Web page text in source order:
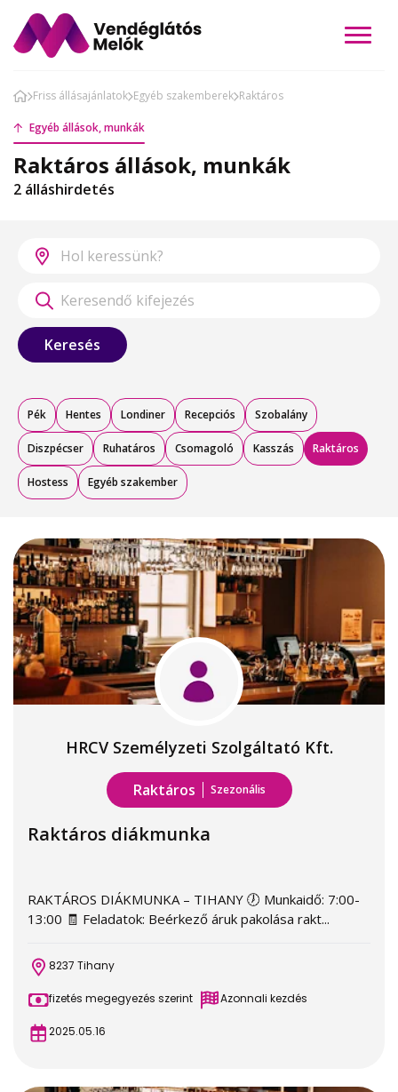
Friss állásajánlatok Egyéb szakemberek Raktáros
Egyéb állások, munkák
Raktáros állások, munkák
2 álláshirdetés
Keresés
Pék Hentes Londiner Recepciós Szobalány
Diszpécser Ruhatáros Csomagoló Kasszás Raktáros
Hostess Egyéb szakember
HRCV Személyzeti Szolgáltató Kft.
Raktáros Szezonális
Raktáros diákmunka
RAKTÁROS DIÁKMUNKA – TIHANY 🕖 Munkaidő: 7:00-
13:00 🧾 Feladatok: Beérkező áruk pakolása rakt...
8237 Tihany
fizetés megegyezés szerint Azonnali kezdés
2025.05.16